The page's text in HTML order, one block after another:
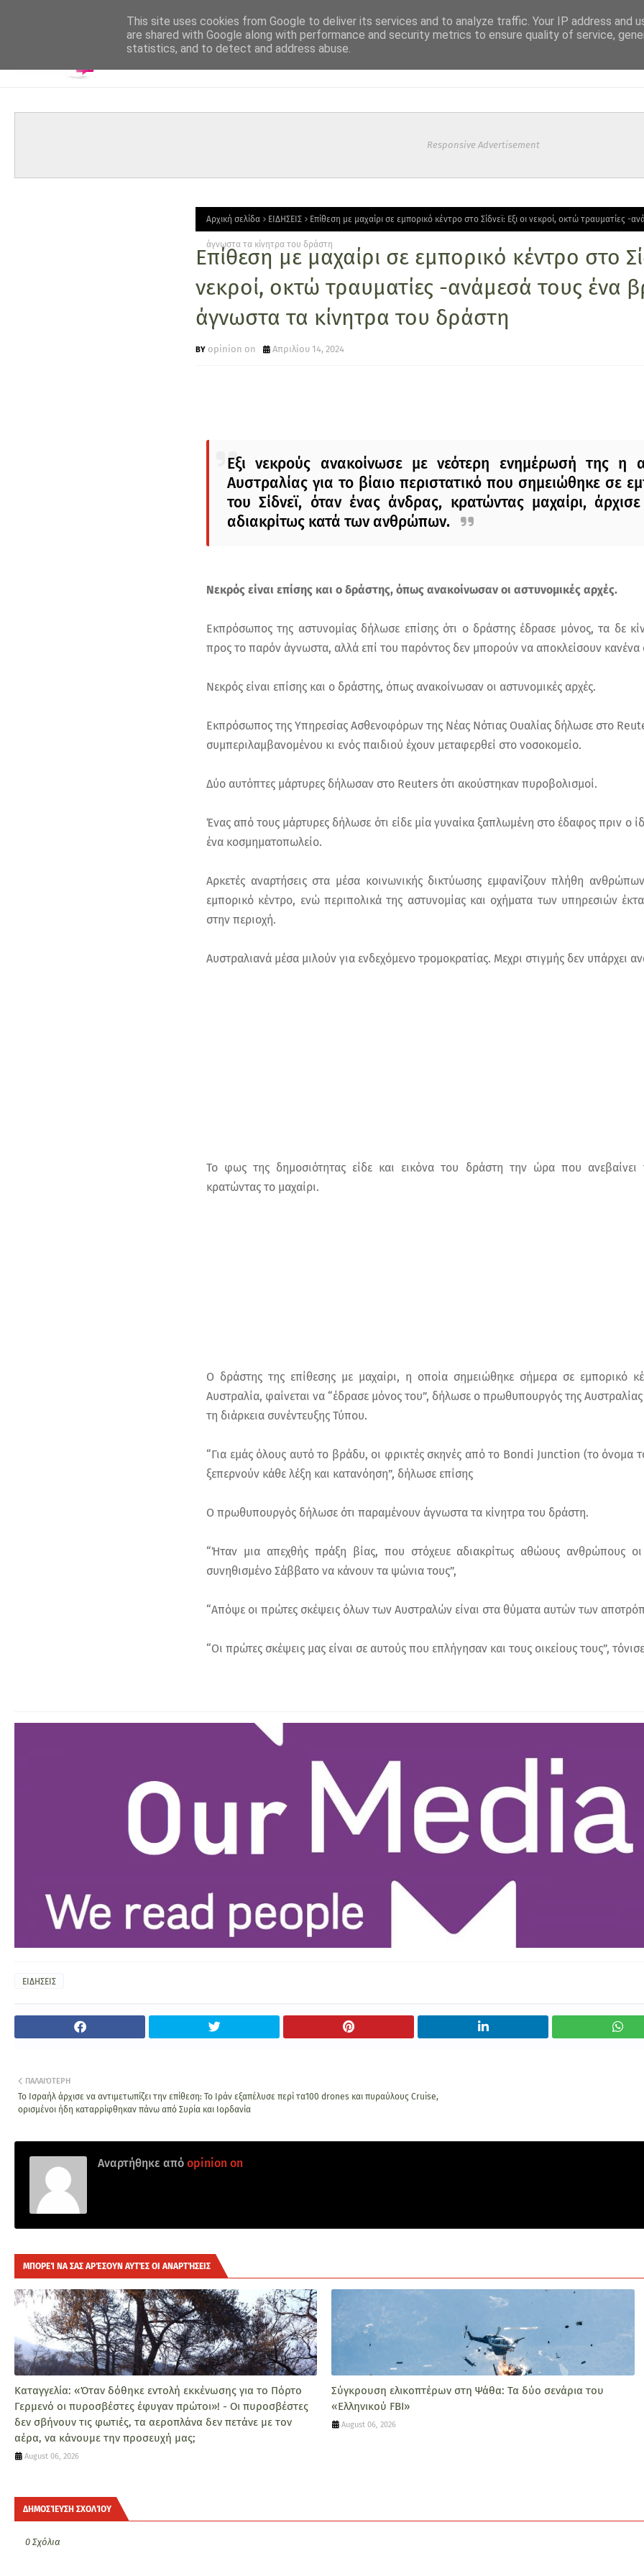
Responsive Advertisement
Αρχική σελίδα ΕΙΔΗΣΕΙΣ Επίθεση με μαχαίρι σε εμπορικό κέντρο στο Σίδνεϊ: Εξι οι νεκροί, οκτώ τραυματίες -
άγνωστα τα κίνητρα του δράστη
Επίθεση με μαχαίρι σε εμπορικό κέντρο στο
νεκροί, οκτώ τραυματίες -ανάμεσά τους ένα
άγνωστα τα κίνητρα του δράστη
opinion on Απριλίου 14, 2024
Εξι νεκρούς ανακοίνωσε με νεότερη ενημέρωσή της η
Αυστραλίας για το βίαιο περιστατικό που σημειώθηκε σε
του Σίδνεϊ, όταν ένας άνδρας, κρατώντας μαχαίρι, άρχισε
αδιακρίτως κατά των ανθρώπων.
Νεκρός είναι επίσης και ο δράστης, όπως ανακοίνωσαν οι αστυνομικές αρχές.
Εκπρόσωπος της αστυνομίας δήλωσε επίσης ότι ο δράστης έδρασε μόνος, τα δε
προς το παρόν άγνωστα, αλλά επί του παρόντος δεν μπορούν να αποκλείσουν κανένα
Νεκρός είναι επίσης και ο δράστης, όπως ανακοίνωσαν οι αστυνομικές αρχές.
Εκπρόσωπος της Υπηρεσίας Ασθενοφόρων της Νέας Νότιας Ουαλίας δήλωσε στο
συμπεριλαμβανομένου κι ενός παιδιού έχουν μεταφερθεί στο νοσοκομείο.
Δύο αυτόπτες μάρτυρες δήλωσαν στο Reuters ότι ακούστηκαν πυροβολισμοί.
Ένας από τους μάρτυρες δήλωσε ότι είδε μία γυναίκα ξαπλωμένη στο έδαφος πριν ο
ένα κοσμηματοπωλείο.
Αρκετές αναρτήσεις στα μέσα κοινωνικής δικτύωσης εμφανίζουν πλήθη
εμπορικό κέντρο, ενώ περιπολικά της αστυνομίας και οχήματα των υπηρεσιών
στην περιοχή.
Αυστραλιανά μέσα μιλούν για ενδεχόμενο τρομοκρατίας. Μεχρι στιγμής δεν υπάρχει
Το φως της δημοσιότητας είδε και εικόνα του δράστη την ώρα που ανεβαίνει
κρατώντας το μαχαίρι.
Ο δράστης της επίθεσης με μαχαίρι, η οποία σημειώθηκε σήμερα σε εμπορικό
Αυστραλία, φαίνεται να “έδρασε μόνος του”, δήλωσε ο πρωθυπουργός της Αυστραλίας
τη διάρκεια συνέντευξης Τύπου.
“Για εμάς όλους αυτό το βράδυ, οι φρικτές σκηνές από το Bondi Junction (το όνομα
ξεπερνούν κάθε λέξη και κατανόηση”, δήλωσε επίσης
Ο πρωθυπουργός δήλωσε ότι παραμένουν άγνωστα τα κίνητρα του δράστη.
“Ήταν μια απεχθής πράξη βίας, που στόχευε αδιακρίτως αθώους ανθρώπους
συνηθισμένο Σάββατο να κάνουν τα ψώνια τους”,
“Απόψε οι πρώτες σκέψεις όλων των Αυστραλών είναι στα θύματα αυτών των
“Οι πρώτες σκέψεις μας είναι σε αυτούς που επλήγησαν και τους οικείους τους”,
ΕΙΔΗΣΕΙΣ
ΠΑΛΑΙΌΤΕΡΗ
Το Ισραήλ άρχισε να αντιμετωπίζει την επίθεση: Το Ιράν εξαπέλυσε περί τα100 drones και πυραύλους Cruise,
ορισμένοι ήδη καταρρίφθηκαν πάνω από Συρία και Ιορδανία
Αναρτήθηκε από opinion on
ΜΠΟΡΕΊ ΝΑ ΣΑΣ ΑΡΈΣΟΥΝ ΑΥΤΈΣ ΟΙ ΑΝΑΡΤΉΣΕΙΣ
Καταγγελία: «Όταν δόθηκε εντολή εκκένωσης για το Πόρτο
Γερμενό οι πυροσβέστες έφυγαν πρώτοι»! - Οι πυροσβέστες
δεν σβήνουν τις φωτιές, τα αεροπλάνα δεν πετάνε με τον
αέρα, να κάνουμε την προσευχή μας;
August 06, 2026
Σύγκρουση ελικοπτέρων στη Ψάθα: Τα δύο σενάρια του
«Ελληνικού FBI»
August 06, 2026
ΔΗΜΟΣΊΕΥΣΗ ΣΧΟΛΊΟΥ
0 Σχόλια
This site uses cookies from Google to deliver its services and to analyze traffic. Your IP address and
are shared with Google along with performance and security metrics to ensure quality of service,
statistics, and to detect and address abuse.